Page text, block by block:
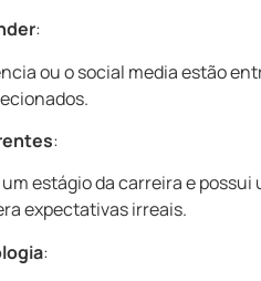
:
ou o social media estão
:
estágio da carreira e
expectativas irreais.
: